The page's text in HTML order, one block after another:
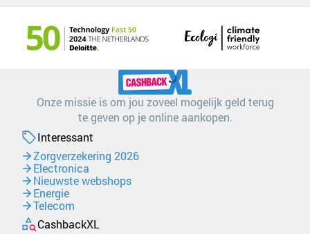
Onze missie is om jou zoveel mogelijk geld terug
te geven op je online aankopen.
Interessant
Zorgverzekering 2026
Electronica
Nieuwste webshops
Energie
Telecom
CashbackXL